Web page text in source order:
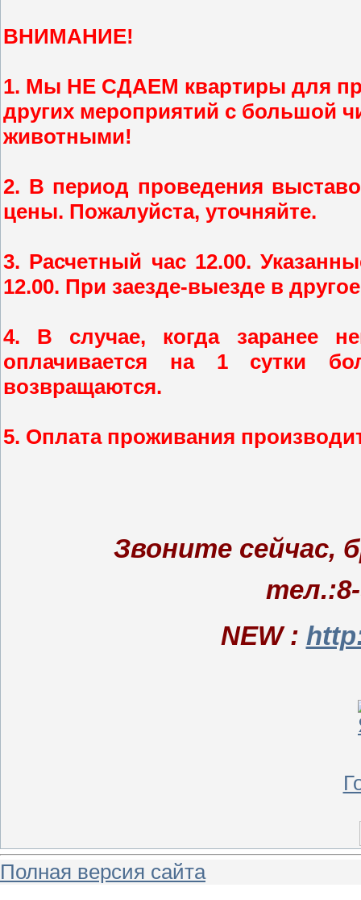
ВНИМАНИЕ!
1. Мы НЕ СДАЕМ квартиры для
других мероприятий с большой
животными!
2. В период проведения
цены. Пожалуйста, уточняйте.
3. Расчетный час 12.00.
12.00. При заезде-выезде в
4. В случае, когда заранее
оплачивается на 1 сутки
возвращаются.
5. Оплата проживания
Звоните сейчас,
тел.:8-
NEW :
Полная версия сайта